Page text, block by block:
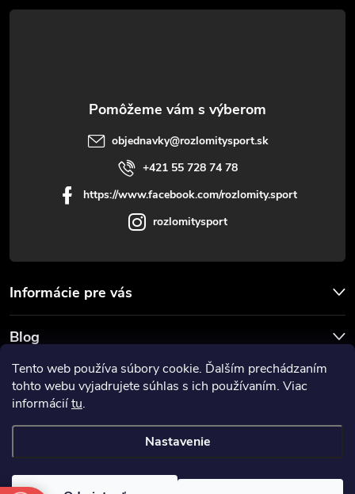
Tento web používa súbory cookie. Ďalším prechádzaním
tohto webu vyjadrujete súhlas s ich používaním. Viac
informáciítu.
Nastavenie
t
objednavky@rozlomitysport.sk
+421 55 728 74 78
https://www.facebook.com/rozlomity.sport
rozlomitysport
Informácie pre vás
Blog
Prijímame online platby
Rozlomitysport. Všetky práva vyhradené.